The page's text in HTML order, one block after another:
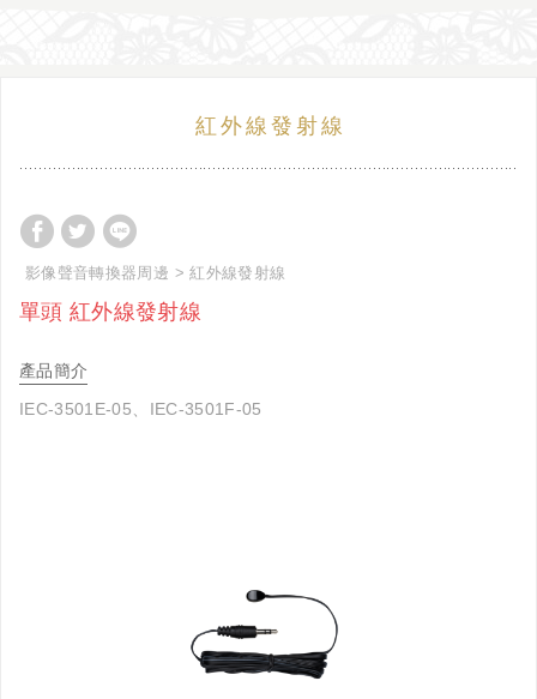
紅外線發射線
影像聲音轉換器周邊 紅外線發射線
單頭 紅外線發射線
產品簡介
IEC-3501E-05、IEC-3501F-05